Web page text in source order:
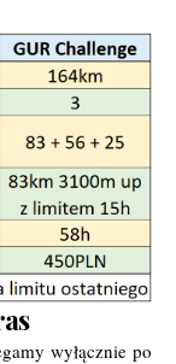
wyłącznie po